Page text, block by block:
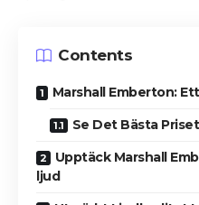
Contents
Marshall Emberton:
Se Det Bästa
Upptäck Marshall
ljud